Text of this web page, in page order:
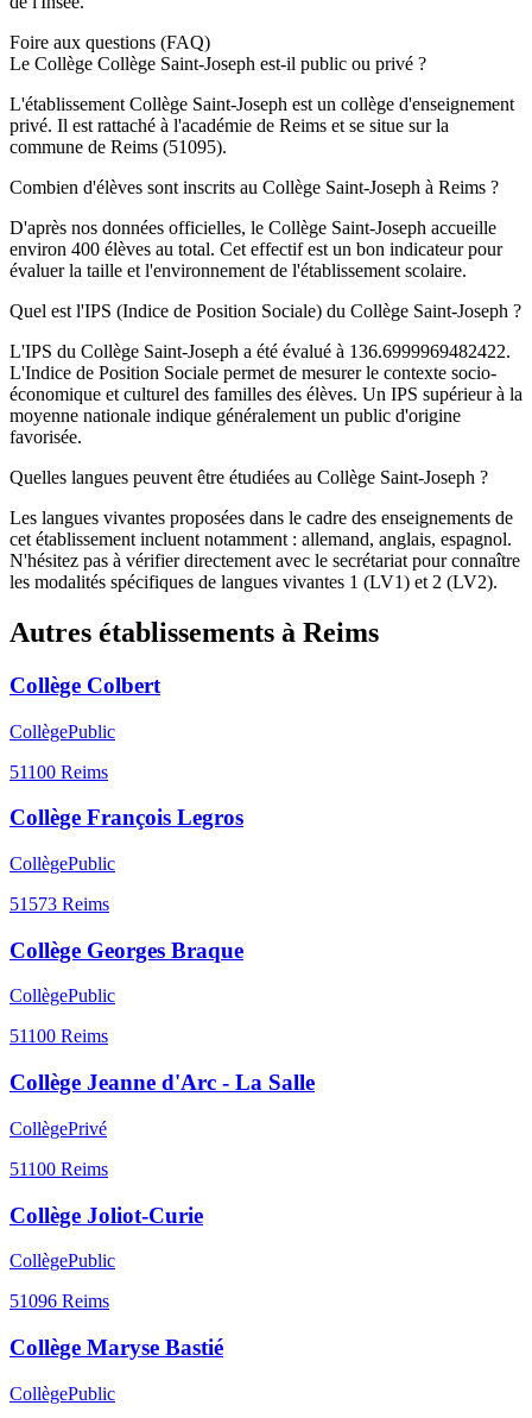
Foire aux questions (FAQ)
Le Collège Collège Saint-Joseph est-il public ou privé ?
L'établissement Collège Saint-Joseph est un collège d'enseignement
privé. Il est rattaché à l'académie de Reims et se situe sur la
commune de Reims (51095).
Combien d'élèves sont inscrits au Collège Saint-Joseph à Reims ?
D'après nos données officielles, le Collège Saint-Joseph accueille
environ 400 élèves au total. Cet effectif est un bon indicateur pour
évaluer la taille et l'environnement de l'établissement scolaire.
Quel est l'IPS (Indice de Position Sociale) du Collège Saint-Joseph ?
L'IPS du Collège Saint-Joseph a été évalué à 136.6999969482422.
L'Indice de Position Sociale permet de mesurer le contexte socio-
économique et culturel des familles des élèves. Un IPS supérieur à la
moyenne nationale indique généralement un public d'origine
favorisée.
Quelles langues peuvent être étudiées au Collège Saint-Joseph ?
Les langues vivantes proposées dans le cadre des enseignements de
cet établissement incluent notamment : allemand, anglais, espagnol.
N'hésitez pas à vérifier directement avec le secrétariat pour connaître
les modalités spécifiques de langues vivantes 1 (LV1) et 2 (LV2).
Autres établissements à Reims
Collège Colbert
CollègePublic
51100 Reims
Collège François Legros
CollègePublic
51573 Reims
Collège Georges Braque
CollègePublic
51100 Reims
Collège Jeanne d'Arc - La Salle
CollègePrivé
51100 Reims
Collège Joliot-Curie
CollègePublic
51096 Reims
Collège Maryse Bastié
CollègePublic